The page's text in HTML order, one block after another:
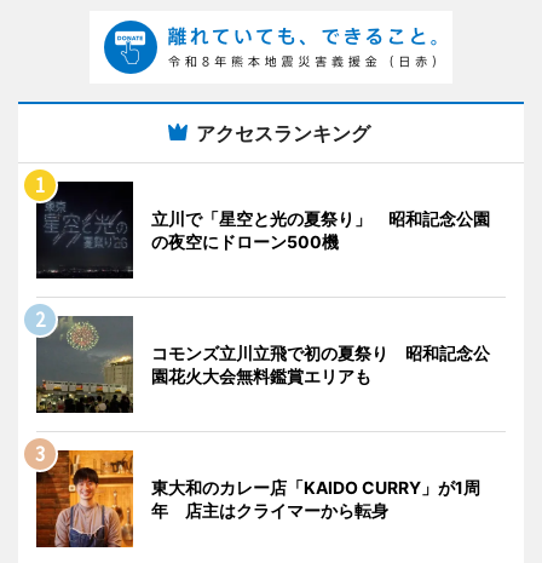
アクセスランキング
立川で「星空と光の夏祭り」 昭和記念公園
の夜空にドローン500機
コモンズ立川立飛で初の夏祭り 昭和記念公
園花火大会無料鑑賞エリアも
東大和のカレー店「KAIDO CURRY」が1周
年 店主はクライマーから転身